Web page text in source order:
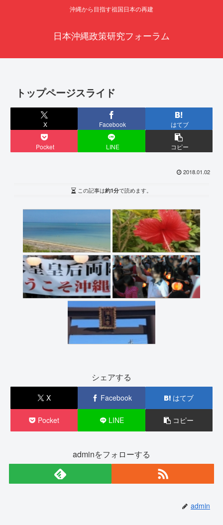
沖縄から目指す祖国日本の再建
日本沖縄政策研究フォーラム
トップページスライド
X Facebook はてブ
Pocket LINE コピー
2018.01.02
この記事は約1分で読めます。
シェアする
X Facebook はてブ
Pocket LINE コピー
adminをフォローする
admin